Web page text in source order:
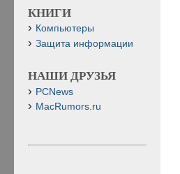
КНИГИ
Компьютеры
Защита информации
НАШИ ДРУЗЬЯ
PCNews
MacRumors.ru